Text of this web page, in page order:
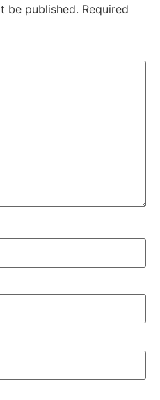
be published. Required